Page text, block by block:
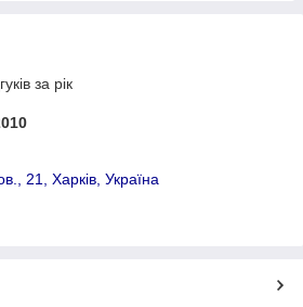
за рік
21, Харків, Україна